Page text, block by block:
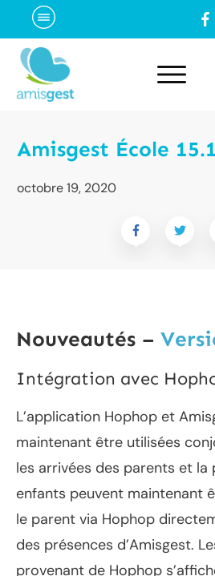
Amisgest École 15.1
octobre 19, 2020
Nouveautés –
Intégration avec
L’application Hophop et
maintenant être utilisées
les arrivées des parents et la
enfants peuvent maintenant
le parent via Hophop
des présences d’Amisgest.
provenant de Hophop